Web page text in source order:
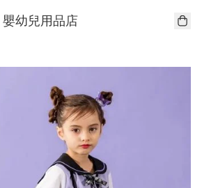
幼兒用品店